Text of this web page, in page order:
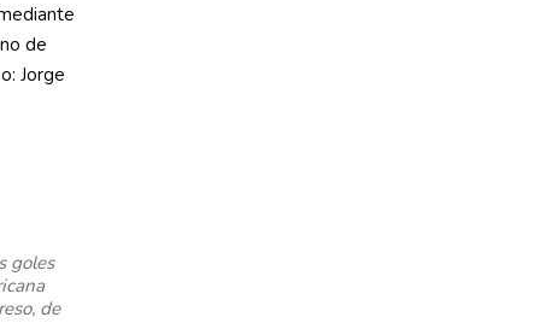
de
Jorge
goles
de